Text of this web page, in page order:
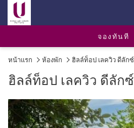
จองทันที
หน้าแรก ห้องพัก ฮิลล์ท็อป เลควิว ดีลักซ์
ฮิลล์ท็อป เลควิว ดีลักซ์